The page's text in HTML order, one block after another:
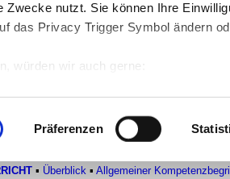
Zwecke nutzt. Sie können Ihre
das Privacy Trigger Symbol ändern
würden wir auch gerne:
aktives Scannen nach bestimmten
wie Ihre persönlichen Daten
Einzelheitenfest.
Präferenzen
Studien
flexible
▪ Überblick ▪ Allgemeiner